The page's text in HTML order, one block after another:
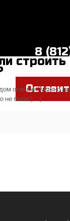
8
осенью? Можно
не было[…]